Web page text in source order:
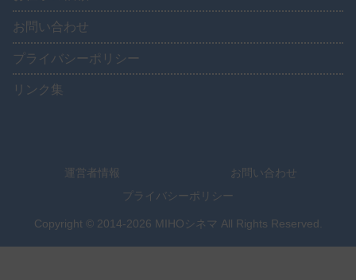
お問い合わせ
プライバシーポリシー
リンク集
運営者情報
お問い合わせ
プライバシーポリシー
Copyright © 2014-2026 MIHOシネマ All Rights Reserved.